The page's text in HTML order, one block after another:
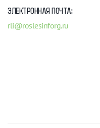
ЭЛЕКТРОННАЯ ПОЧТА:
rli@roslesinforg.ru